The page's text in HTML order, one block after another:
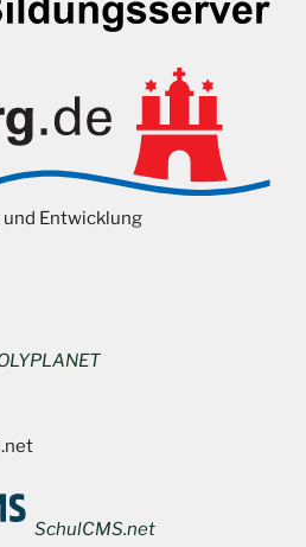
Entwicklung
SchulCMS.net